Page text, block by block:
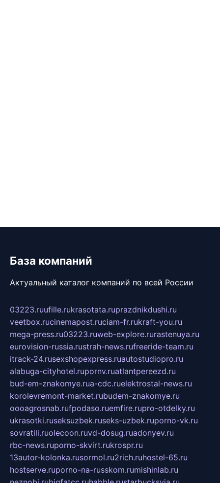
База компаний
Актуальный каталог компаний по всей России
03223.ruufille.rukrasotata.ruprazdnikdushi.ru
veetbox.rucinemapost.ruciam-fr.rukraft-you.ru
mega-press.ru03223.ruweb-explore.rurastenuya.ru
eurovision-russia.rustrah-news.rufreeride-team.ru
itrack-24.rusexshopexpress.ruautostudiopro.ru
alabuga-cityhotel.rupornv.ruatlantpereezd.ru
bud-em-znakomye.rua-cdc.ruelektrostal-news.ru
korolevremont-market.rubudem-znakomye.ru
oooagrosnab.rufpodaso.ruemfire.rupro-otdelky.ru
ukrasotki.ruseksuzbek.ruseks-uzbek.ruporno-vk.ru
sovratili.ruolecoon.ruvd-dosug.ruadonyev.ru
rbc-news.ruporno-skvirt.rukrospr.ru
13autor-kolonka.rusormol.ru2rich.ruhostel-65.ru
hostserve.ruporno-na-russkom.rumishinlab.ru